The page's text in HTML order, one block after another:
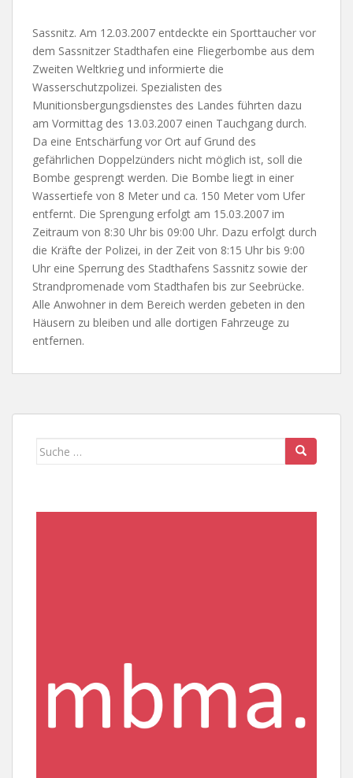
Sassnitz. Am 12.03.2007 entdeckte ein Sporttaucher vor
dem Sassnitzer Stadthafen eine Fliegerbombe aus dem
Zweiten Weltkrieg und informierte die
Wasserschutzpolizei. Spezialisten des
Munitionsbergungsdienstes des Landes führten dazu
am Vormittag des 13.03.2007 einen Tauchgang durch.
Da eine Entschärfung vor Ort auf Grund des
gefährlichen Doppelzünders nicht möglich ist, soll die
Bombe gesprengt werden. Die Bombe liegt in einer
Wassertiefe von 8 Meter und ca. 150 Meter vom Ufer
entfernt. Die Sprengung erfolgt am 15.03.2007 im
Zeitraum von 8:30 Uhr bis 09:00 Uhr. Dazu erfolgt durch
die Kräfte der Polizei, in der Zeit von 8:15 Uhr bis 9:00
Uhr eine Sperrung des Stadthafens Sassnitz sowie der
Strandpromenade vom Stadthafen bis zur Seebrücke.
Alle Anwohner in dem Bereich werden gebeten in den
Häusern zu bleiben und alle dortigen Fahrzeuge zu
entfernen.
Suche